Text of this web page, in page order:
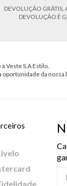
DEVOLUÇÃO GRÁTIS,
DEVOLUÇÃO É
Veste S.A Estilo.
da